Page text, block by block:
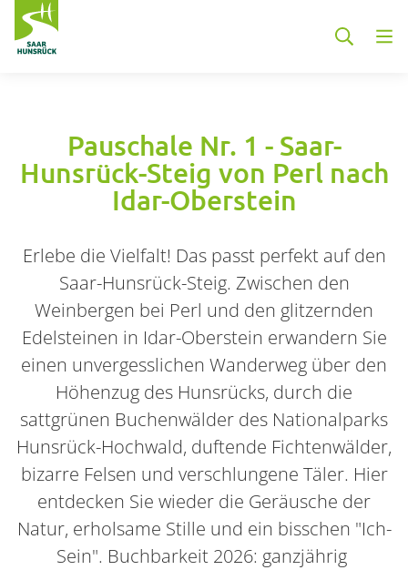
Pauschale Nr. 1 - Saar-
Hunsrück-Steig von Perl nach
Idar-Oberstein
Erlebe die Vielfalt! Das passt perfekt auf den
Saar-Hunsrück-Steig. Zwischen den
Weinbergen bei Perl und den glitzernden
Edelsteinen in Idar-Oberstein erwandern Sie
einen unvergesslichen Wanderweg über den
Höhenzug des Hunsrücks, durch die
sattgrünen Buchenwälder des Nationalparks
Hunsrück-Hochwald, duftende Fichtenwälder,
bizarre Felsen und verschlungene Täler. Hier
entdecken Sie wieder die Geräusche der
Natur, erholsame Stille und ein bisschen "Ich-
Sein". Buchbarkeit 2026: ganzjährig